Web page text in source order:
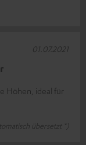
Höhen, ideal für
übersetzt *)
01.07.2021